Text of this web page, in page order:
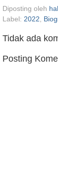
Diposting oleh
Label: 2022,
Tidak ada
Posting